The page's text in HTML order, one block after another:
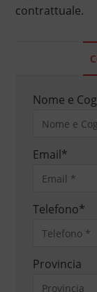
contrattuale.
Nome e
Email*
Telefono*
Provincia